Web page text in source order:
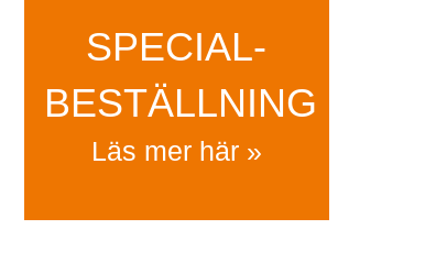
SPECIAL­
BESTÄLLNING
Läs mer här »